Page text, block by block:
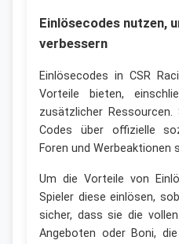
Einlösecodes nutzen,
verbessern
Einlösecodes in CSR
Vorteile bieten,
zusätzlicher
Codes über offizielle
Foren und Werbeaktionen
Um die Vorteile von
Spieler diese einlösen,
sicher, dass sie die
Angeboten oder Boni,